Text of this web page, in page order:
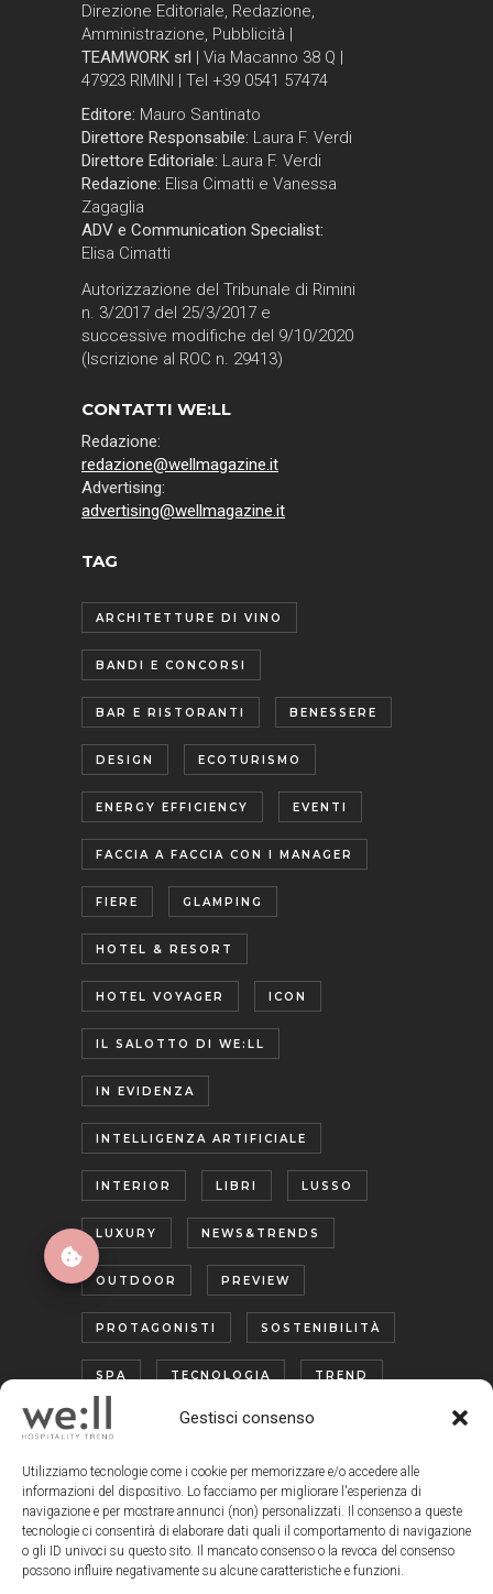
Gestisci consenso
Utilizziamo tecnologie come i cookie per memorizzare e/o accedere alle
informazioni del dispositivo. Lo facciamo per migliorare l'esperienza di
navigazione e per mostrare annunci (non) personalizzati. Il consenso a queste
tecnologie ci consentirà di elaborare dati quali il comportamento di navigazione
o gli ID univoci su questo sito. Il mancato consenso o la revoca del consenso
possono influire negativamente su alcune caratteristiche e funzioni.
Direzione Editoriale, Redazione,
Amministrazione, Pubblicità |
TEAMWORK srl
| Via Macanno 38 Q |
47923 RIMINI | Tel +39 0541 57474
Editore: Mauro Santinato
Direttore Responsabile: Laura F. Verdi
Direttore Editoriale: Laura F. Verdi
Redazione: Elisa Cimatti e Vanessa
Zagaglia
ADV e Communication Specialist:
Elisa Cimatti
Autorizzazione del Tribunale di Rimini
n. 3/2017 del 25/3/2017 e
successive modifiche del 9/10/2020
(Iscrizione al ROC n. 29413)
CONTATTI WE:LL
Redazione:
redazione@wellmagazine.it
Advertising:
advertising@wellmagazine.it
TAG
ARCHITETTURE DI VINO
BANDI E CONCORSI
BAR E RISTORANTI BENESSERE
DESIGN ECOTURISMO
ENERGY EFFICIENCY EVENTI
FACCIA A FACCIA CON I MANAGER
FIERE GLAMPING
HOTEL & RESORT
HOTEL VOYAGER ICON
IL SALOTTO DI WE:LL
IN EVIDENZA
INTELLIGENZA ARTIFICIALE
INTERIOR LIBRI LUSSO
LUXURY NEWS&TRENDS
OUTDOOR PREVIEW
PROTAGONISTI SOSTENIBILITÀ
SPA TECNOLOGIA TREND
TURISMO ENOGASTRONOMICO
WELLNESS